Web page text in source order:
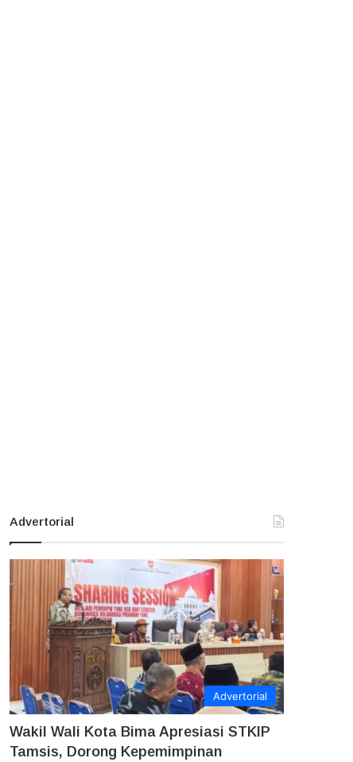
Advertorial
Advertorial
Wakil Wali Kota Bima Apresiasi STKIP
Tamsis, Dorong Kepemimpinan